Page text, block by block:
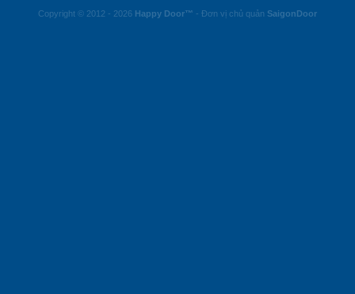
Copyright © 2012 - 2026 Happy Door™ - Đơn vị chủ quản SaigonDoor